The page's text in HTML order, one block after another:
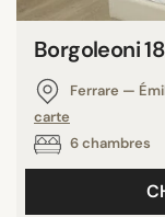
Borgoleoni
Ferrare —
carte
6 chambres